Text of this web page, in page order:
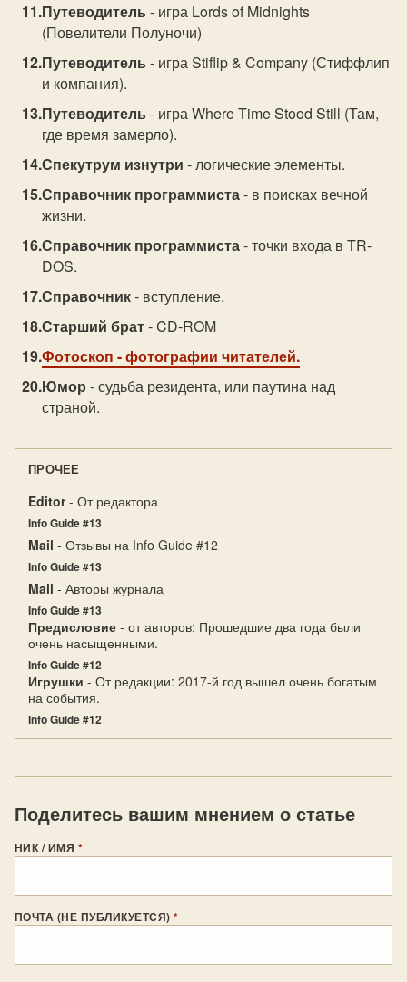
Путеводитель - игра Lords of Midnights
(Повелители Полуночи)
Путеводитель - игра Stiflip & Company (Стиффлип
и компания).
Путеводитель - игра Where Time Stood Still (Там,
где время замерло).
Спекутрум изнутри - логические элементы.
Справочник программиста- в поисках вечной
жизни.
Справочник программиста- точки входа в TR-
DOS.
Справочник- вступление.
Старший брат- CD-ROM
Фотоскоп - фотографии читателей.
Юмор - судьба резидента, или паутина над
страной.
ПРОЧЕЕ
Editor- От редактора
Info Guide #13
Mail - Отзывы на Info Guide #12
Info Guide #13
Mail - Авторы журнала
Info Guide #13
Предисловие - от авторов: Прошедшие два года были
очень насыщенными.
Info Guide #12
Игрушки - От редакции: 2017-й год вышел очень богатым
на события.
Info Guide #12
Поделитесь вашим мнением о статье
НИК / ИМЯ *
ПОЧТА (НЕ ПУБЛИКУЕТСЯ)*